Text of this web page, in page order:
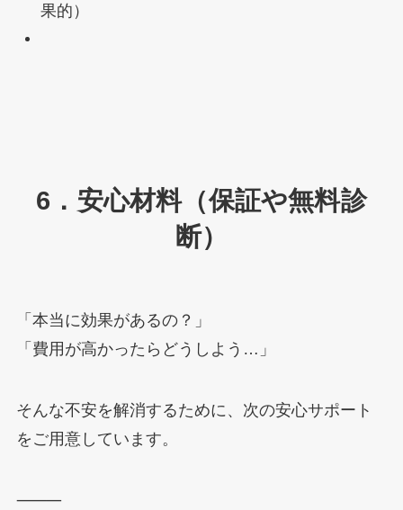
果的）
6．安心材料（保証や無料診
断）
「本当に効果があるの？」
「費用が高かったらどうしよう…」
そんな不安を解消するために、次の安心サポート
をご用意しています。
⸻